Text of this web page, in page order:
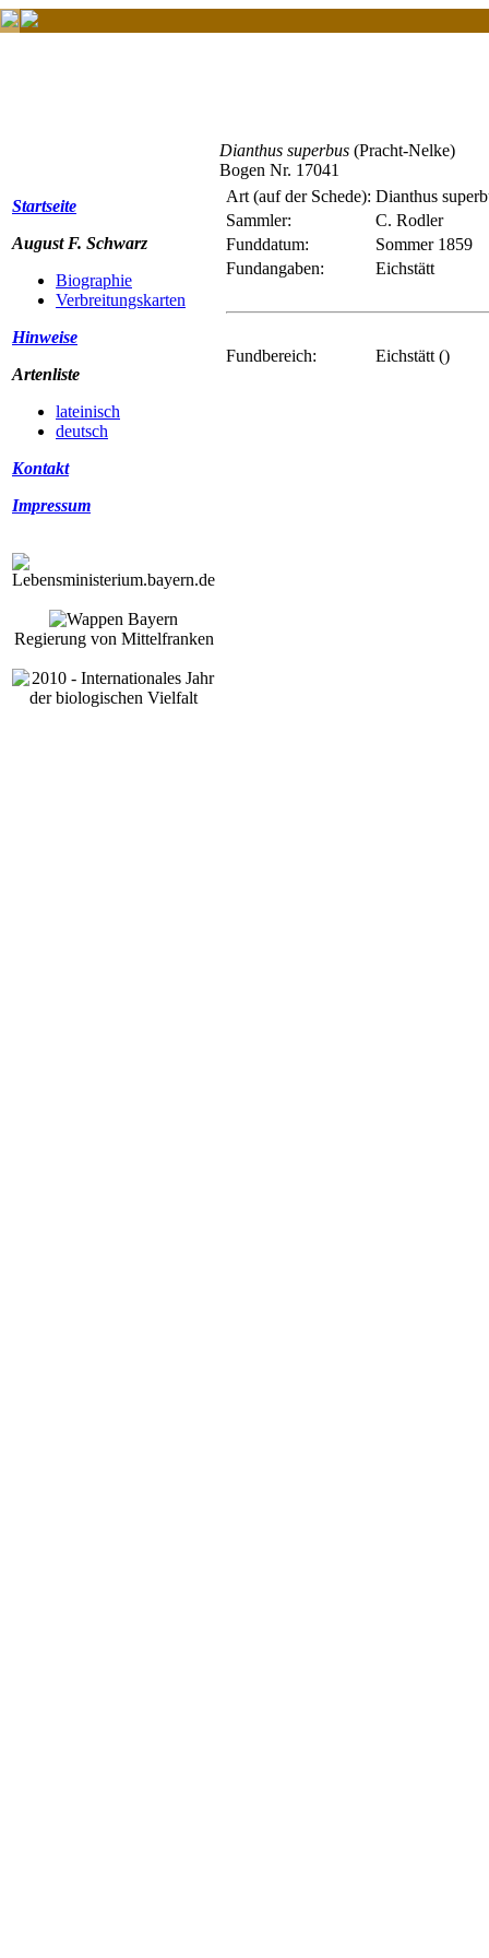
Startseite
August F. Schwarz
Biographie
Verbreitungskarten
Hinweise
Artenliste
lateinisch
deutsch
Kontakt
Impressum
Regierung von Mittelfranken
Dianthus superbus (Pracht-Nelke)
Bogen Nr. 17041
Art (auf der Schede): Dianthus
Sammler:
C. Rodler
Funddatum:
Sommer 1859
Fundangaben:
Eichstätt
Fundbereich: Eichstätt ()